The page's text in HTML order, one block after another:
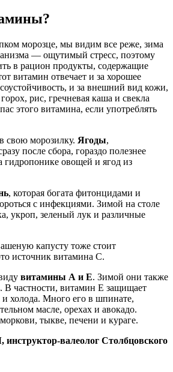
морозце, мы видим все реже, зима
— ощутимый стресс, поэтому
в рацион продукты, содержащие
витамин отвечает и за хорошее
и за внешний вид кожи,
рис, гречневая каша и свекла
этого витамина, если употреблять
свою морозилку. Ягоды,
после сбора, гораздо полезнее
овощей и ягод из
, которая богата фитонцидами и
с инфекциями. Зимой на столе
укроп, зеленый лук и различные
капусту тоже стоит
источник витамина С.
витамины А и Е. Зимой они также
В частности, витамин Е защищает
и холода. Много его в шпинате,
масле, орехах и авокадо.
тыкве, печени и кураге.
валеолог Столбцовского